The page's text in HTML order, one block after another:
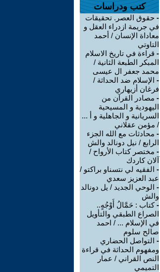
كتب ودراسات
- حقوق العصر. تحقيقات
في جريمة ازدراء العقل و
معاداة الإنسان / أحمد
التاوتي
- قراءة في تاريخ الاسلام
المبكر الطبعة الثانية /
محمد جعفر ال عيسى
- الإسلام ضد الحداثة /
فرغان أزيهاري
- مصادر القرآن من
اليهودية و المسيحية
السريانية و الجاهلية و أ ...
/ مؤمن عقلاني
- محادثات مع الله الجزء
الرابع / نيل دونالد والش
- مختصر كتاب الأرواح /
آلان كاردك
- الفقيه لي نتسناو براكتو /
عبد العزيز سعدي
- الوحي الجديد / يل دونالد
والش
-كتاب : حَمَّالُ أَوْجُهٍ..
الصراع الطبقي والتأويل
في الإسلام ... / احمد
صالح سلوم
- التواصل الحضاري
ومفهوم الحداثة في قراءة
النص القراني / عمار
التميمي